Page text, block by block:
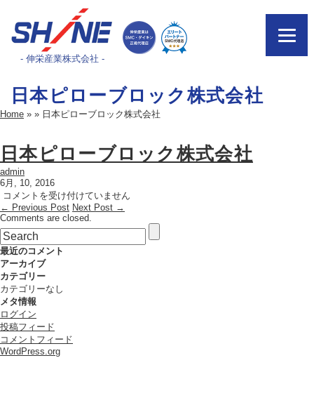
- 伸栄産業株式会社 -
日本ピローブロック株式会社
Home » » 日本ピローブロック株式会社
日本ピローブロック株式会社
admin
6月, 10, 2016
日
本
ピ
ロ
ー
ブ
ロ
ッ
ク
株
式
会
社
は
コメントを受け付けていません
← Previous Post Next Post →
Comments are closed.
最近のコメント
アーカイブ
カテゴリー
カテゴリーなし
メタ情報
ログイン
投稿フィード
コメントフィード
WordPress.org